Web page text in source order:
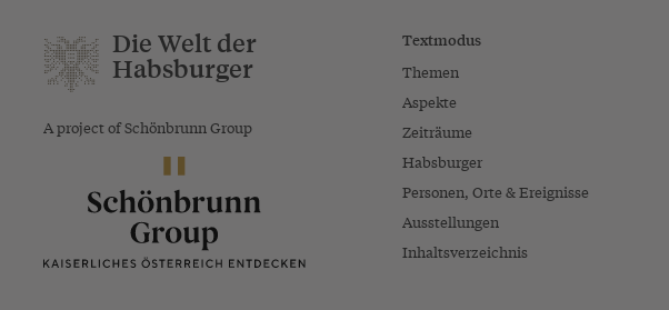
Die Welt der
Habsburger
A project of Schönbrunn Group
Textmodus
Themen
Aspekte
Zeiträume
Habsburger
Personen, Orte & Ereignisse
Ausstellungen
Inhaltsverzeichnis